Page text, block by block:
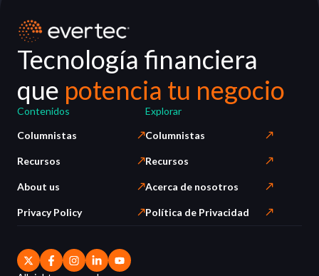
Tecnología financiera
que potencia tu negocio
Contenidos
Columnistas
Recursos
About us
Privacy Policy
Explorar
Columnistas
Recursos
Acerca de nosotros
Política de Privacidad